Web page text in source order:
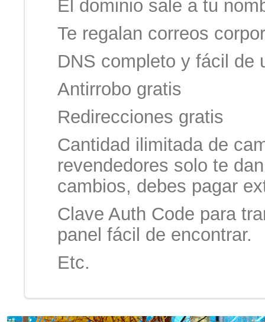
El dominio sale a tu
Te regalan correos
DNS completo y fácil de
Antirrobo gratis
Redirecciones gratis
Cantidad ilimitada de
revendedores solo te
cambios, debes pagar
Clave Auth Code para
panel fácil de encontrar.
Etc.